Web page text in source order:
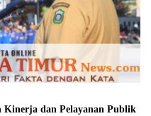
Kinerja dan Pelayanan Publik